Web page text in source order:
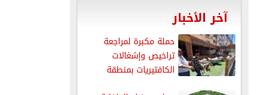
آخر الأخبار
حملة مكبرة لمراجعة
تراخيص وإشغالات
الكافتيريات بمنطقة